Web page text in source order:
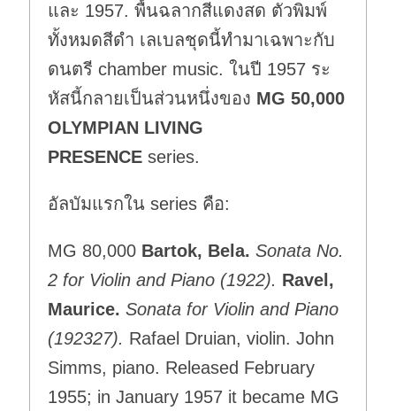
และ 1957. พื้นฉลากสีแดงสด ตัวพิมพ์
ทั้งหมดสีดำ เลเบลชุดนี้ทำมาเฉพาะกับ
ดนตรี chamber music. ในปี 1957 ระ
หัสนี้กลายเป็นส่วนหนึ่งของ MG 50,000
OLYMPIAN LIVING
PRESENCE series.
อัลบัมแรกใน series คือ:
MG 80,000 Bartok, Bela. Sonata No.
2 for Violin and Piano (1922). Ravel,
Maurice. Sonata for Violin and Piano
(1923­27). Rafael Druian, violin. John
Simms, piano. Released February
1955; in January 1957 it became MG